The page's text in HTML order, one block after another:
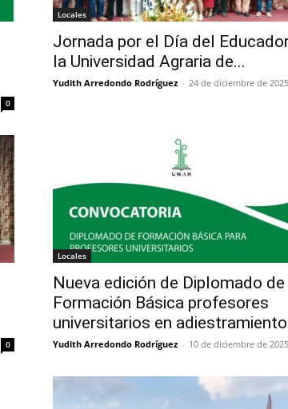
0
Locales
Jornada por el Día del
la Universidad Agraria de...
Yudith Arredondo Rodríguez - 24 de diciembre de 2025
0
Locales
Nueva edición de Diplomado de
Formación Básica profesores
universitarios en adiestramiento
Yudith Arredondo Rodríguez - 10 de diciembre de 2025